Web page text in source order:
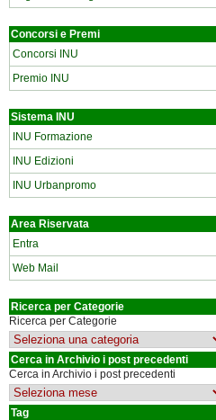
Concorsi e Premi
Concorsi INU
Premio INU
Sistema INU
INU Formazione
INU Edizioni
INU Urbanpromo
Area Riservata
Entra
Web Mail
Ricerca per Categorie
Ricerca per Categorie
Cerca in Archivio i post precedenti
Cerca in Archivio i post precedenti
Tag